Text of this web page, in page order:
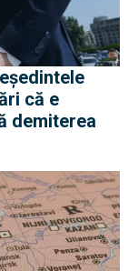
că e
demiterea